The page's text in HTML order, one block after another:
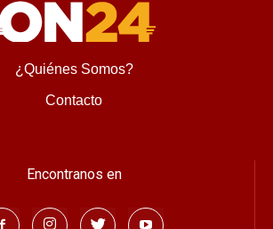
¿Quiénes Somos?
Contacto
Encontranos en